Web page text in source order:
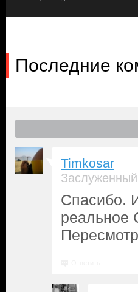
Последние
Timkosar
Спасибо.
реальное